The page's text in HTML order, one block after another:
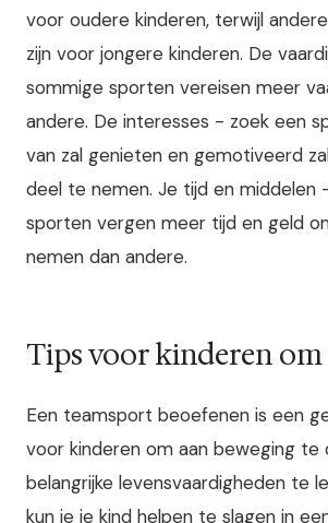
voor oudere kinderen, terwijl
zijn voor jongere kinderen. De
sommige sporten vereisen meer
andere. De interesses - zoek een
van zal genieten en gemotiveerd
deel te nemen. Je tijd en middelen
sporten vergen meer tijd en geld
nemen dan andere.
Tips voor kinderen om
Een teamsport beoefenen is een
voor kinderen om aan beweging te
belangrijke levensvaardigheden te
kun je je kind helpen te slagen in